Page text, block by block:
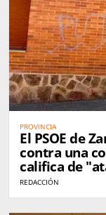
PROVINCIA
El PSOE de
contra una
califica de
REDACCIÓN